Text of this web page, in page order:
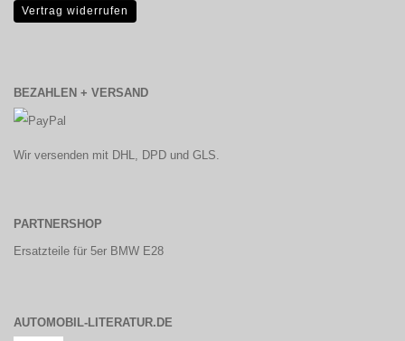
Vertrag widerrufen
BEZAHLEN + VERSAND
Wir versenden mit DHL, DPD und GLS.
PARTNERSHOP
Ersatzteile für 5er BMW E28
AUTOMOBIL-LITERATUR.DE